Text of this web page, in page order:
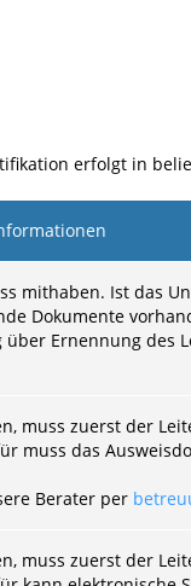
erfolgt in
mithaben. Ist das
Dokumente
Ernennung des
muss zuerst der
muss das
Berater per
muss zuerst der